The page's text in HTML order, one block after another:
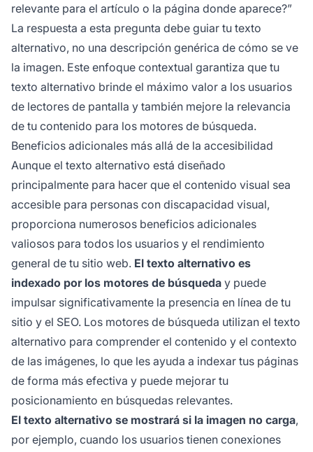
relevante para el artículo o la página donde aparece?”
La respuesta a esta pregunta debe guiar tu texto
alternativo, no una descripción genérica de cómo se ve
la imagen. Este enfoque contextual garantiza que tu
texto alternativo brinde el máximo valor a los usuarios
de lectores de pantalla y también mejore la relevancia
de tu contenido para los motores de búsqueda.
Beneficios adicionales más allá de la accesibilidad
Aunque el texto alternativo está diseñado
principalmente para hacer que el contenido visual sea
accesible para personas con discapacidad visual,
proporciona numerosos beneficios adicionales
valiosos para todos los usuarios y el rendimiento
general de tu sitio web. El texto alternativo es
indexado por los motores de búsqueda y puede
impulsar significativamente la presencia en línea de tu
sitio y el SEO. Los motores de búsqueda utilizan el texto
alternativo para comprender el contenido y el contexto
de las imágenes, lo que les ayuda a indexar tus páginas
de forma más efectiva y puede mejorar tu
posicionamiento en búsquedas relevantes.
El texto alternativo se mostrará si la imagen no carga,
por ejemplo, cuando los usuarios tienen conexiones